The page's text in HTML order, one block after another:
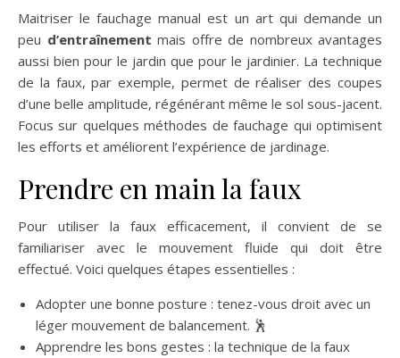
Maitriser le fauchage manual est un art qui demande un
peu d’entraînement mais offre de nombreux avantages
aussi bien pour le jardin que pour le jardinier. La technique
de la faux, par exemple, permet de réaliser des coupes
d’une belle amplitude, régénérant même le sol sous-jacent.
Focus sur quelques méthodes de fauchage qui optimisent
les efforts et améliorent l’expérience de jardinage.
Prendre en main la faux
Pour utiliser la faux efficacement, il convient de se
familiariser avec le mouvement fluide qui doit être
effectué. Voici quelques étapes essentielles :
Adopter une bonne posture : tenez-vous droit avec un
léger mouvement de balancement. 🕺
Apprendre les bons gestes : la technique de la faux